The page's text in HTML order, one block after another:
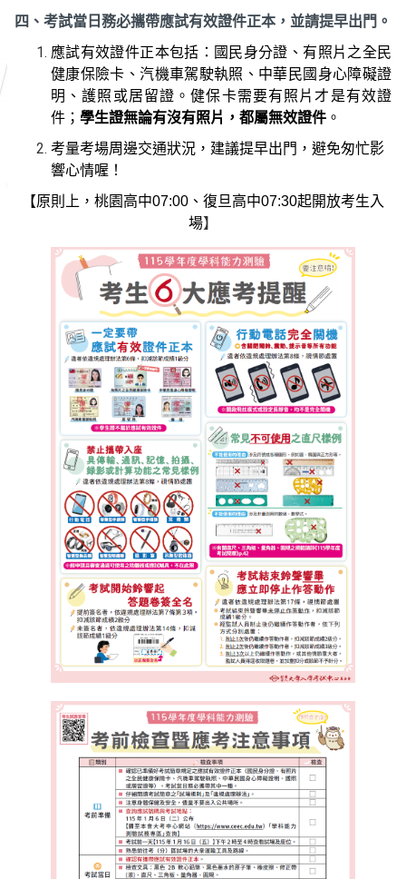
四、考試當日務必攜帶應試有效證件正本，並請提早出門。
應試有效證件正本包括：國民身分證、有照片之全民
健康保險卡、汽機車駕駛執照、中華民國身心障礙證
明、護照或居留證。健保卡需要有照片才是有效證
件； 學生證無論有沒有照片，都屬無效證件 。
考量考場周邊交通狀況，建議提早出門，避免匆忙影
響心情喔！
【原則上，桃園高中07:00 、復旦高中07:30起開放考生入
場】